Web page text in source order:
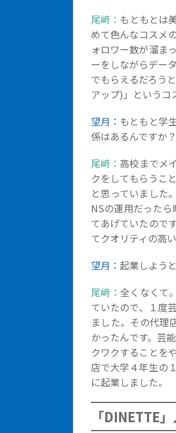
尾﨑： もともとは
めて色んなコスメ
ォロワー数が溜ま
ーをしながらデー
でもらえるだろう
アップ)」というコ
望月： もともと学
係はあるんですか？
尾﨑：高校までメ
クをしてもらうこ
と思っていました
NSの運用だった
てあげていたので
てクオリティの高
望月： 起業しよう
尾﨑： 全くなくて
ていたので、１度
ました。その代理
かったんです。芸
クワクすることを
店で大学４年生の
に起業しました。
「DINETTE